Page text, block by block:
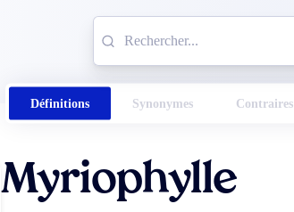
Définitions Synonymes Contraires
Myriophylle